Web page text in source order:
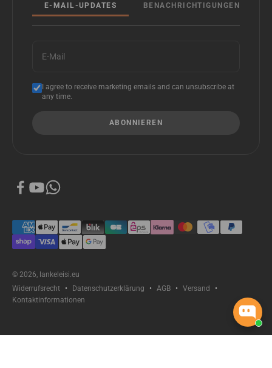
E-MAIL-UPDATES
BENACHRICHTIGUNGEN
E-Mail
I agree to receive marketing emails and can unsubscribe at
any time.
ABONNIEREN
© 2026, lankeleisi.eu
Widerrufsrecht
Datenschutzerklärung AGB
Versand
Kontaktinformationen